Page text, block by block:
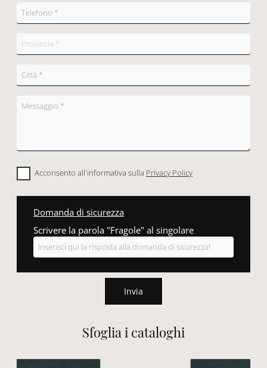
Sfoglia i cataloghi
Acconsento all'informativa sulla Privacy Policy
Domanda di sicurezza
Scrivere la parola "Fragole" al singolare
Invia